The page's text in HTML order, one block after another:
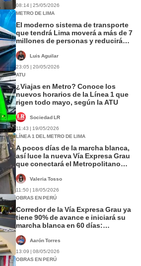
08:14 | 25/05/2026
METRO DE LIMA
El moderno sistema de transporte
que tendrá Lima moverá a más de 7
millones de personas y reducirá
viajeLuis Aguilar
23:05 | 20/05/2026
ATU
¿Viajas en Metro? Conoce los
nuevos horarios de la Línea 1 que
rigen todo mayo, según la ATU
Sociedad LR
11:43 | 19/05/2026
LÍNEA 1 DEL METRO DE LIMA
A pocos días de la marcha blanca,
así luce la nueva Vía Expresa Grau
que conectará el Metropolitano
Valeria Tosso
11:50 | 18/05/2026
OBRAS EN PERÚ
Corredor de la Vía Expresa Grau ya
tiene 90% de avance e iniciará su
marcha blanca en 60 días:
Aarón Torres
13:09 | 08/05/2026
OBRAS EN PERÚ